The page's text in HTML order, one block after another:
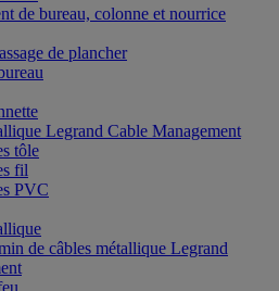
de bureau, colonne et nourrice
de plancher
Legrand Cable Management
tôle
fil
PVC
de câbles métallique Legrand